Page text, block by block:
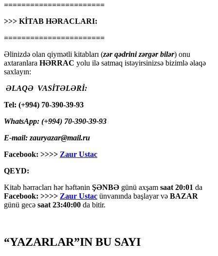
=======================
>>> KİTAB HƏRACLARI:
=======================
Əlinizdə olan qiymətli kitabları (zər qədrini zərgər bilər) onu
axtaranlara HƏRRAC yolu ilə satmaq istəyirsinizsə bizimlə əlaqə
saxlayın:
ƏLAQƏ VASİTƏLƏRİ:
Tel: (+994) 70-390-39-93
WhatsApp: (+994) 70-390-39-93
E-mail: zauryazar@mail.ru
Facebook: >>>> Zaur Ustac
QEYD:
Kitab hərracları hər həftənin ŞƏNBƏ günü axşam saat 20:01 da
Facebook: >>>> Zaur Ustac ünvanında başlayar və BAZAR
günü gecə saat 23:40:00 da bitir.
“YAZARLAR”IN BU SAYI